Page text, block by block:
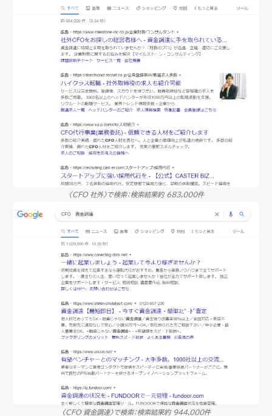
〈CFO 社外〉で検索：検索結果約 683,000件
〈CFO 資金調達〉で検索：検索結果約 944,000件